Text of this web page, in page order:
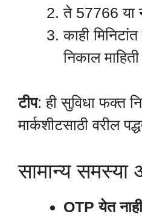
ते 57766 या
काही
निकाल
टीप: ही सुविधा फक्त
मार्कशीटसाठी वरील
सामान्य समस्या
OTP येत